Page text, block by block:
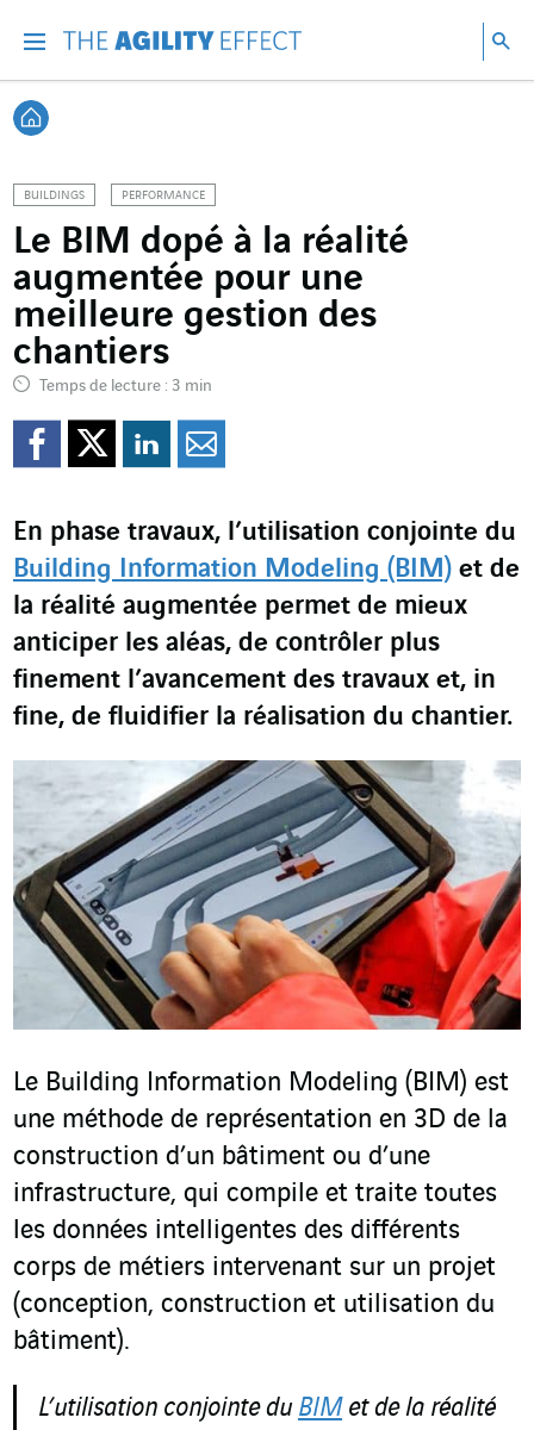
Retour à l'accueil
BUILDINGS PERFORMANCE
Le BIM dopé à la réalité
augmentée pour une
meilleure gestion des
chantiers
Temps de lecture : 3 min
Partager sur Facebook
Partager sur Twitter
Partager sur
En phase travaux, l’utilisation conjointe du
Building Information Modeling (BIM) et de
la réalité augmentée permet de mieux
anticiper les aléas, de contrôler plus
finement l’avancement des travaux et, in
fine, de fluidifier la réalisation du chantier.
Le Building Information Modeling (BIM) est
une méthode de représentation en 3D de la
construction d’un bâtiment ou d’une
infrastructure, qui compile et traite toutes
les données intelligentes des différents
corps de métiers intervenant sur un projet
(conception, construction et utilisation du
bâtiment).
L’utilisation conjointe du BIMet de la réalité